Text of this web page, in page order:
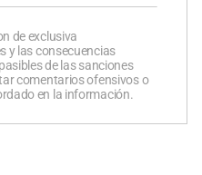
de exclusiva
y las consecuencias
de las sanciones
comentarios ofensivos o
en la información.